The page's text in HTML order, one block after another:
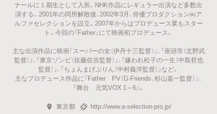
ナールに１期生として入所。NHK作品にレギュラー出演など多数出
演する。2001年の同所解散後、2002年3月、俳優プロダクション㈱ア
ルファセレクションを設立。2007年からはプロデュース業もスター
ト。今回の「Father」にて映画初プロデュース。
主な出演作品に映画「スーパーの女（伊丹十三監督）」、「座頭市（北野武
監督）」、「東京ゾンビ（佐藤佐吉監督）」、「嫌われ松子の一生（中島哲也
監督）」、「ちょんまげぷりん（中村義洋監督）」など。
主なプロデュース作品に「Father PV（G-Friends、杉山嘉一監督）」、
「舞台 元気VOX 1～6」。
東京都 http://www.a-selection-pro.jp/